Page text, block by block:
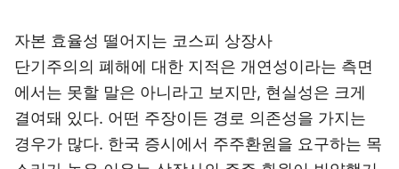
자본 효율성 떨어지는 코스피 상장사
단기주의의 폐해에 대한 지적은 개연성이라는 측면
에서는 못할 말은 아니라고 보지만, 현실성은 크게
결여돼 있다. 어떤 주장이든 경로 의존성을 가지는
경우가 많다. 한국 증시에서 주주환원을 요구하는 목